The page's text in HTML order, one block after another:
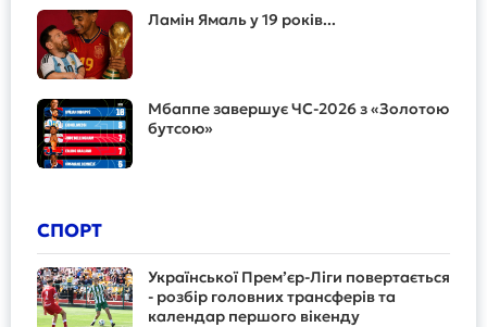
Ламін Ямаль у 19 років...
Мбаппе завершує ЧС-2026 з «Золотою
бутсою»
СПОРТ
Української Прем’єр-Ліги повертається
- розбір головних трансферів та
календар першого вікенду